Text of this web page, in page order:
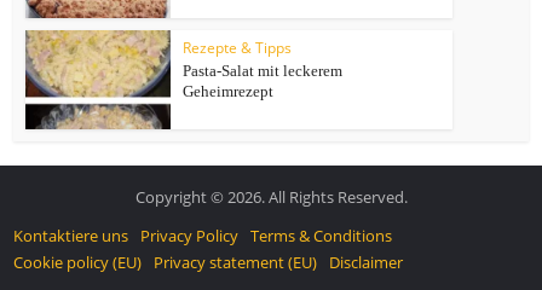
Rezepte & Tipps
Pasta-Salat mit leckerem
Geheimrezept
Copyright © 2026. All Rights Reserved.
Kontaktiere uns
Privacy Policy Terms & Conditions
Cookie policy (EU)
Privacy statement (EU) Disclaimer